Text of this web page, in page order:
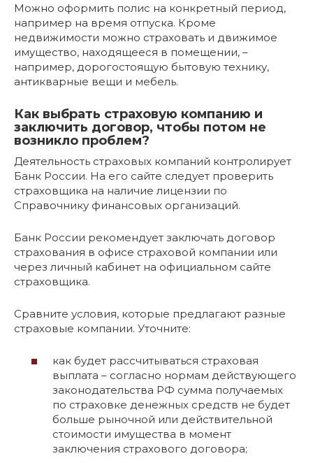
Можно оформить полис на конкретный период,
например на время отпуска. Кроме
недвижимости можно страховать и движимое
имущество, находящееся в помещении, –
например, дорогостоящую бытовую технику,
антикварные вещи и мебель.
Как выбрать страховую компанию и
заключить договор, чтобы потом не
возникло проблем?
Деятельность страховых компаний контролирует
Банк России. На его сайте следует проверить
страховщика на наличие лицензии по
Справочнику финансовых организаций.
Банк России рекомендует заключать договор
страхования в офисе страховой компании или
через личный кабинет на официальном сайте
страховщика.
Сравните условия, которые предлагают разные
страховые компании. Уточните:
как будет рассчитываться страховая
выплата – согласно нормам действующего
законодательства РФ сумма получаемых
по страховке денежных средств не будет
больше рыночной или действительной
стоимости имущества в момент
заключения страхового договора;